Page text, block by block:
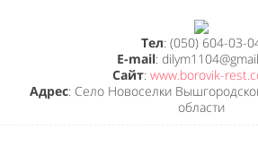
Тел: (050) 604-03-
E-mail:
Сайт: www.borovik-
Адрес: Село Новоселки
области